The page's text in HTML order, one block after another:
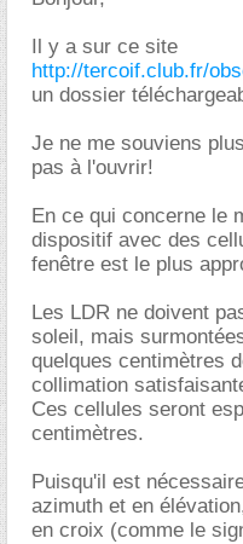
Il y a sur ce site
http://tercoif.club.fr/
un dossier
Je ne me souviens
pas à l'ouvrir!
En ce qui concerne le
dispositif avec des
fenêtre est le plus
Les LDR ne doivent
soleil, mais
quelques centimètres
collimation
Ces cellules seront
centimètres.
Puisqu'il est
azimuth et en
en croix (comme le